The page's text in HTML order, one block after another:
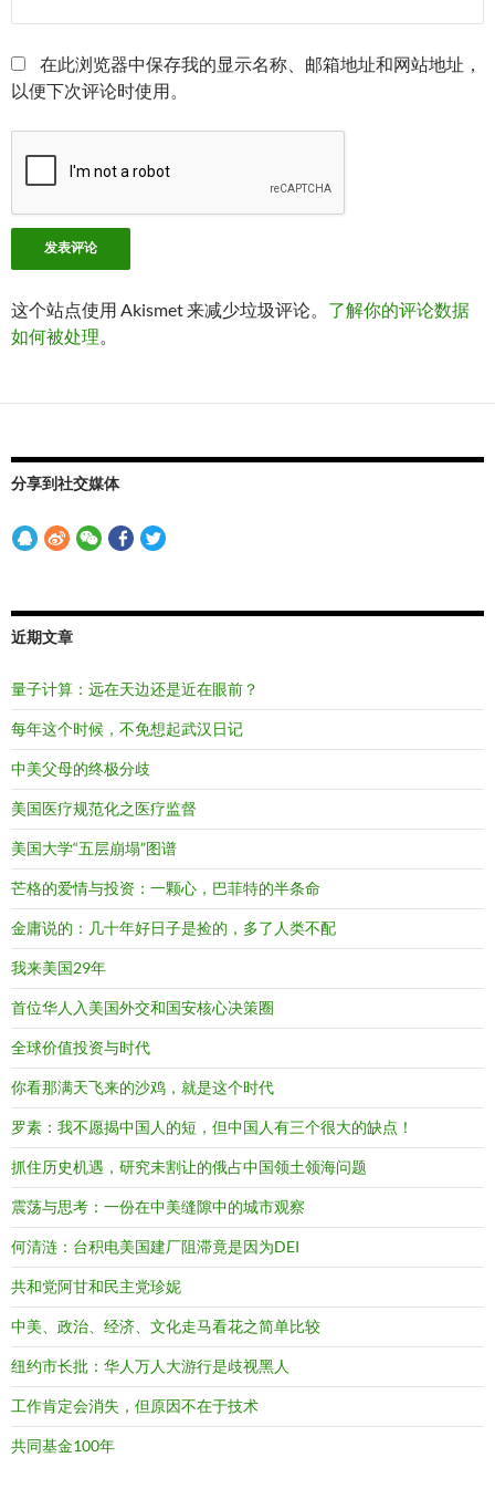
在此浏览器中保存我的显示名称、邮箱地址和网站地址，
以便下次评论时使用。
这个站点使用 Akismet 来减少垃圾评论。 了解你的评论数据
如何被处理。
分享到社交媒体
近期文章
量子计算：远在天边还是近在眼前？
每年这个时候，不免想起武汉日记
中美父母的终极分歧
美国医疗规范化之医疗监督
美国大学“五层崩塌”图谱
芒格的爱情与投资：一颗心，巴菲特的半条命
金庸说的：几十年好日子是捡的，多了人类不配
我来美国29年
首位华人入美国外交和国安核心决策圈
全球价值投资与时代
你看那满天飞来的沙鸡，就是这个时代
罗素：我不愿揭中国人的短，但中国人有三个很大的缺点！
抓住历史机遇，研究未割让的俄占中国领土领海问题
震荡与思考：一份在中美缝隙中的城市观察
何清涟：台积电美国建厂阻滞竟是因为DEI
共和党阿甘和民主党珍妮
中美、政治、经济、文化走马看花之简单比较
纽约市长批：华人万人大游行是歧视黑人
工作肯定会消失，但原因不在于技术
共同基金100年